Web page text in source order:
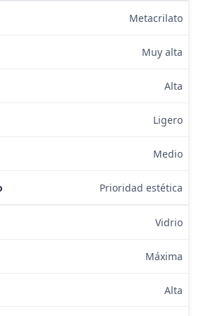
Metacrilato
Muy alta
Alta
Ligero
Medio
Prioridad estética
Vidrio
Máxima
Alta